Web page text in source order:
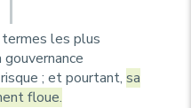
termes les plus
; et pourtant, sa
floue.